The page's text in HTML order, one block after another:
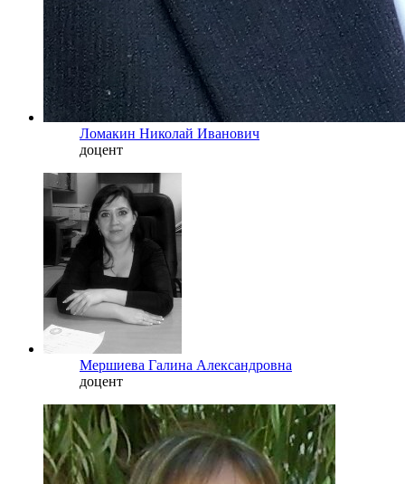
Ломакин Николай Иванович
доцент
Мершиева Галина Александровна
доцент